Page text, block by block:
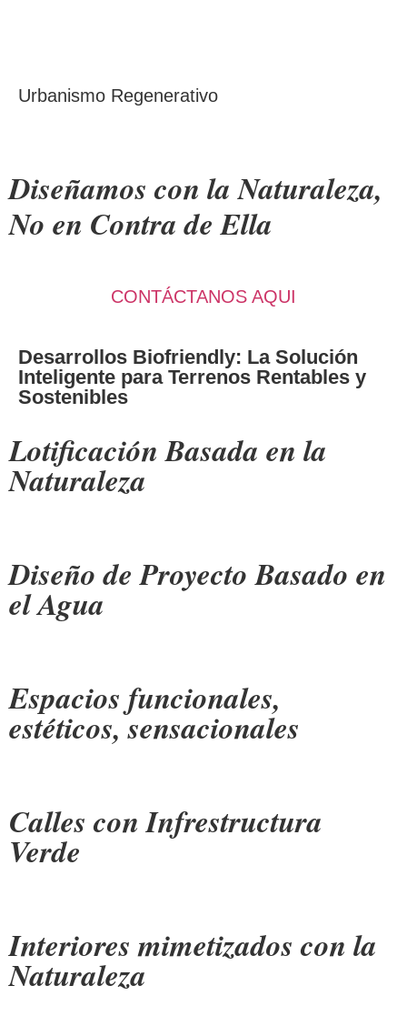
Urbanismo Regenerativo
Diseñamos con la Naturaleza,
No en Contra de Ella
CONTÁCTANOS AQUI
Desarrollos Biofriendly: La Solución
Inteligente para Terrenos Rentables y
Sostenibles
Lotificación Basada en la
Naturaleza
Diseño de Proyecto Basado en
el Agua
Espacios funcionales,
estéticos, sensacionales
Calles con Infrestructura
Verde
Interiores mimetizados con la
Naturaleza